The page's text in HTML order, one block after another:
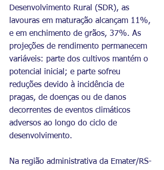
Desenvolvimento Rural (SDR), as
lavouras em maturação alcançam 11%,
e em enchimento de grãos, 37%. As
projeções de rendimento permanecem
variáveis: parte dos cultivos mantém o
potencial inicial; e parte sofreu
reduções devido à incidência de
pragas, de doenças ou de danos
decorrentes de eventos climáticos
adversos ao longo do ciclo de
desenvolvimento.
Na região administrativa da Emater/RS-